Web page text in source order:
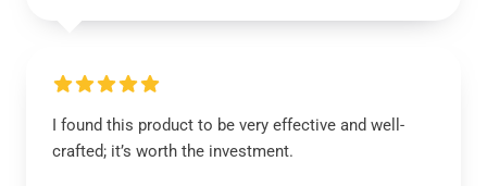
I found this product to be very effective and well-
crafted; it’s worth the investment.